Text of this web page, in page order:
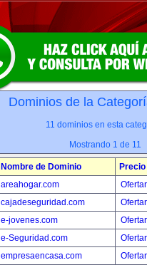
Dominios de la
11 dominios en esta
Mostrando 1 de 11
Nombre de Dominio
Precio
areahogar.com
cajadeseguridad.com
e-jovenes.com
e-Seguridad.com
empresaencasa.com